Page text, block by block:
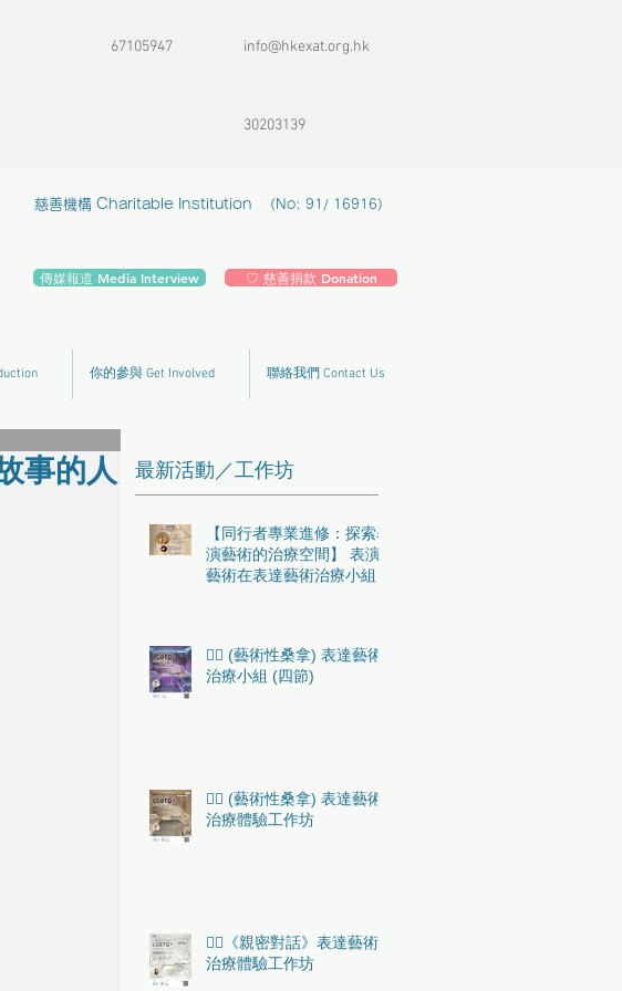
67105947 info@hkexat.org.hk
30203139
慈善機構 Charitable Institution (No: 91/ 16916)
傳媒報道 Media Interview ♡ 慈善捐款 Donation
你的參與 Get Involved 聯絡我們 Contact Us
事的人 最新活動／工作坊
【同行者專業進修：探索表
演藝術的治療空間】 表演
藝術在表達藝術治療小組中
🏳️‍🌈 (藝術性桑拿) 表達藝術
治療小組 (四節)
🏳️‍🌈 (藝術性桑拿) 表達藝術
治療體驗工作坊
🏳️‍🌈《親密對話》表達藝術
治療體驗工作坊